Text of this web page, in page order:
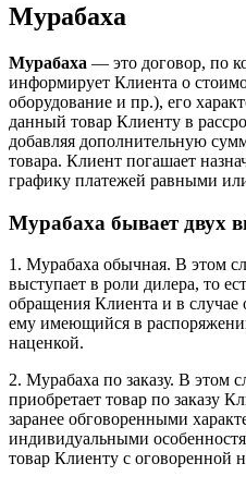
Мурабаха
Мурабаха — это договор, по
информирует Клиента о
оборудование и пр.), его
данный товар Клиенту в
добавляя дополнительную
товара. Клиент погашает
графику платежей равными
Мурабаха бывает двух
1. Мурабаха обычная. В этом
выступает в роли дилера, то
обращения Клиента и в
ему имеющийся в
наценкой.
2. Мурабаха по заказу. В
приобретает товар по заказу
заранее обговоренными
индивидуальными
товар Клиенту с оговоренной